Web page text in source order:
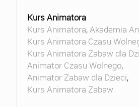
Kurs Animatora
Kurs Animatora,Akademia
Kurs Animatora Czasu
Kurs Animatora Zabaw dla
Animator Czasu Wolnego,
Animator Zabaw dla Dzieci,
Kurs Animatora Zabaw